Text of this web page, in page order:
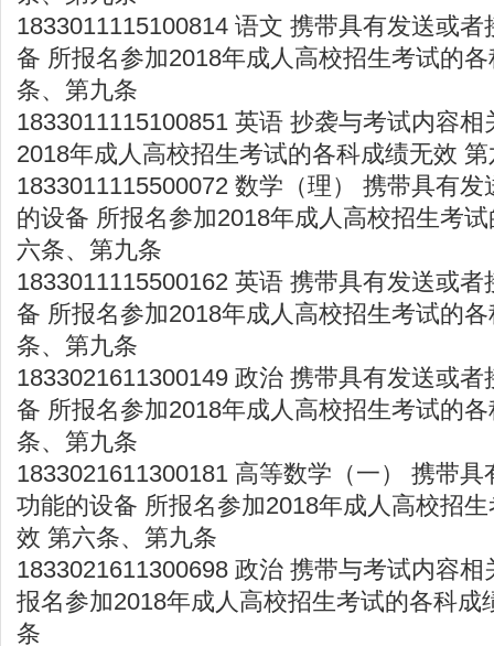
1833011115100814 语文 携带具有发送或
备 所报名参加2018年成人高校招生考试的
条、第九条
1833011115100851 英语 抄袭与考试内容
2018年成人高校招生考试的各科成绩无效
1833011115500072 数学（理） 携带具有
的设备 所报名参加2018年成人高校招生考
六条、第九条
1833011115500162 英语 携带具有发送或
备 所报名参加2018年成人高校招生考试的
条、第九条
1833021611300149 政治 携带具有发送或
备 所报名参加2018年成人高校招生考试的
条、第九条
1833021611300181 高等数学（一） 携带
功能的设备 所报名参加2018年成人高校招
效 第六条、第九条
1833021611300698 政治 携带与考试内容
报名参加2018年成人高校招生考试的各科成
条